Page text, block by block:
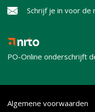
Schrijf je in voor de
PO-Online onderschrijft
Algemene voorwaarden